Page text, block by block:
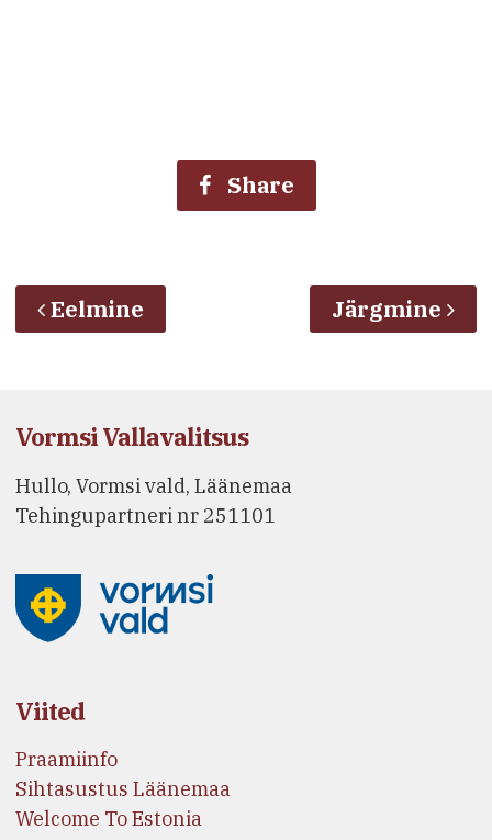
Share
Eelmine Järgmine
Vormsi Vallavalitsus
Hullo, Vormsi vald, Läänemaa
Tehingupartneri nr 251101
Viited
Praamiinfo
Sihtasustus Läänemaa
Welcome To Estonia